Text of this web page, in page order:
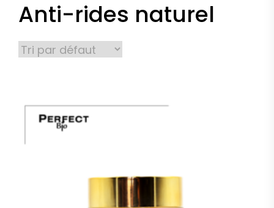
Anti-rides naturel